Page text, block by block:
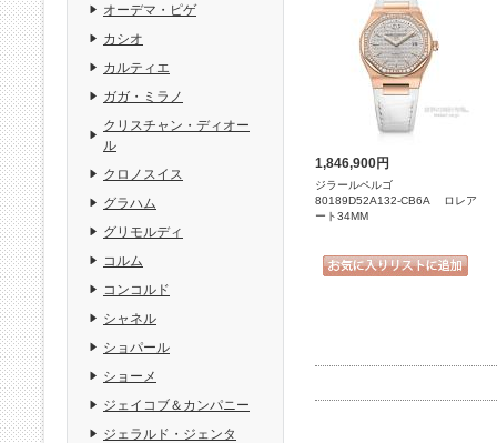
1,846,900円
ジラールペルゴ
80189D52A132-CB6A ロレア
ート34MM
オーデマ・ピゲ
カシオ
カルティエ
ガガ・ミラノ
クリスチャン・ディオー
ル
クロノスイス
グラハム
グリモルディ
コルム
コンコルド
シャネル
ショパール
ショーメ
ジェイコブ＆カンパニー
ジェラルド・ジェンタ